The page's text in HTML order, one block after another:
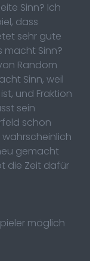
Sinn? Ich
dass
sehr gute
macht Sinn?
Random
Sinn, weil
und Fraktion
sein
schon
gemacht
die Zeit dafür
möglich